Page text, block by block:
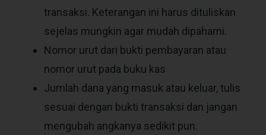
transaksi. Keterangan ini harus dituliskan
sejelas mungkin agar mudah dipahami.
Nomor urut dari bukti pembayaran atau
nomor urut pada buku kas
Jumlah dana yang masuk atau keluar, tulis
sesuai dengan bukti transaksi dan jangan
mengubah angkanya sedikit pun.